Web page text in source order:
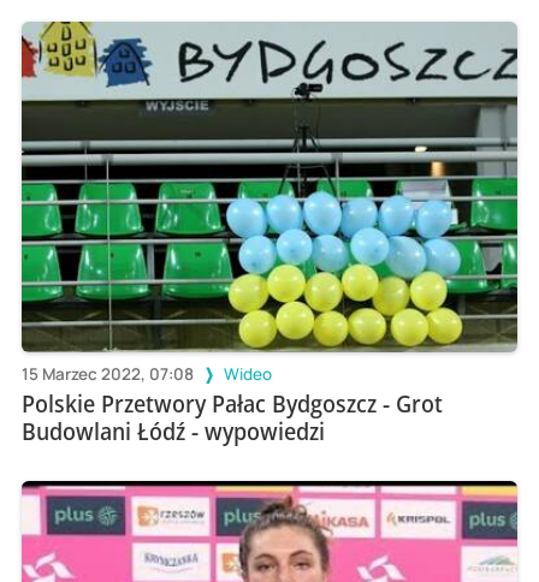
15 Marzec 2022, 07:08 Wideo
Polskie Przetwory Pałac Bydgoszcz - Grot
Budowlani Łódź - wypowiedzi